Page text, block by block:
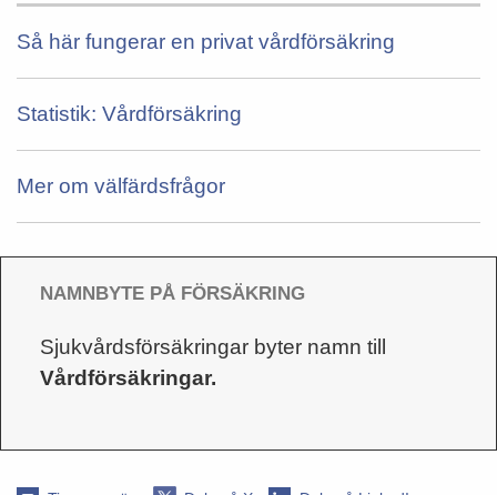
Så här fungerar en privat vårdförsäkring
Statistik: Vårdförsäkring
Mer om välfärdsfrågor
NAMNBYTE PÅ FÖRSÄKRING
Sjukvårdsförsäkringar byter namn till
Vårdförsäkringar.